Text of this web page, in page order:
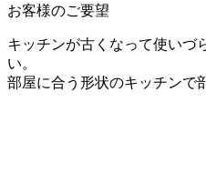
お客様のご要望
キッチンが古くなって使いづ
い。
部屋に合う形状のキッチンで